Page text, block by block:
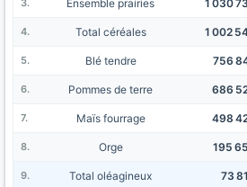
Ensemble prairies 1 030
Total céréales 1 002
Blé tendre 756
Pommes de terre 686
Maïs fourrage 498
Orge 195
Total oléagineux 73